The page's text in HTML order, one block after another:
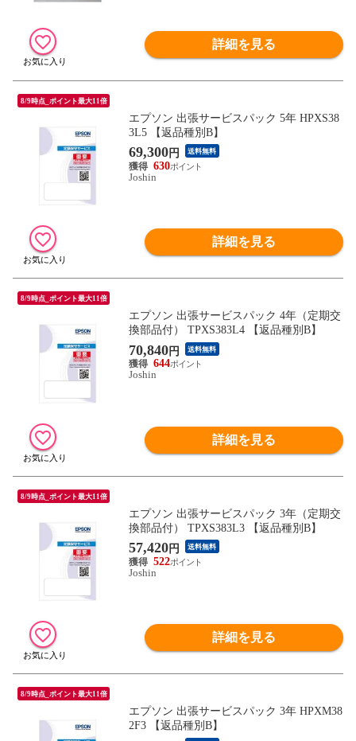
詳細を見る
8/9時点_ポイント最大11倍
エプソン 出張サービスパック 5年 HPXS38
3L5 【返品種別B】
69,300円 送料無料
630
Joshin
詳細を見る
8/9時点_ポイント最大11倍
エプソン 出張サービスパック 4年（定期交
換部品付） TPXS383L4 【返品種別B】
70,840円 送料無料
644
Joshin
詳細を見る
8/9時点_ポイント最大11倍
エプソン 出張サービスパック 3年（定期交
換部品付） TPXS383L3 【返品種別B】
57,420円 送料無料
522
Joshin
詳細を見る
8/9時点_ポイント最大11倍
エプソン 出張サービスパック 3年 HPXM38
2F3 【返品種別B】